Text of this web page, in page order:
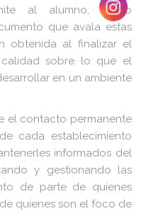
al alumno, futuro
que avala estas
obtenida al finalizar el
sobre lo que el
en un ambiente
el contacto permanente
cada establecimiento
informados del
y gestionando las
de parte de quienes
quienes son el foco de